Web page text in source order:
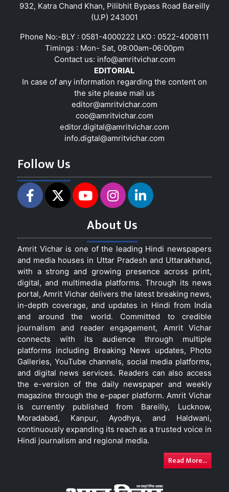
932, Katra Chand Khan, Pilibhit Bypass Road Bareilly
(U.P) 243001
Phone No:-BLY : 0581-4000222 LKO : 0522-4008111
Timings : Mon- Sat, 09:00am-06:00pm
Contact us: info@amritvichar.com
EDITORIAL
In case of any information regarding the content on
the site please mail us
editor@amritvichar.com
coo@amritvichar.com
editor.digital@amritvichar.com
info.digtal@amritvichar.com
Follow Us
About Us
Amrit Vichar is one of the leading Hindi newspapers
and media houses in Uttar Pradesh and Uttarakhand,
with a strong and growing presence across print,
digital, and multimedia platforms. Through its news
portal, Amrit Vichar delivers the latest breaking news,
in-depth coverage, and updates in Hindi from India
and around the world. Committed to credible
journalism and reader engagement, Amrit Vichar
connects with its audience through multiple
platforms including Breaking News updates, Photo
Galleries, YouTube channels, social media platforms,
and digital news services. Readers can also access
the e-version of the daily newspaper and weekly
magazine through the e-paper platform. Amrit Vichar
is currently published from Bareilly, Lucknow,
Moradabad, Kanpur, Ayodhya, and Haldwani,
continuously expanding its reach as a trusted voice in
Hindi journalism and regional media.
Read More...